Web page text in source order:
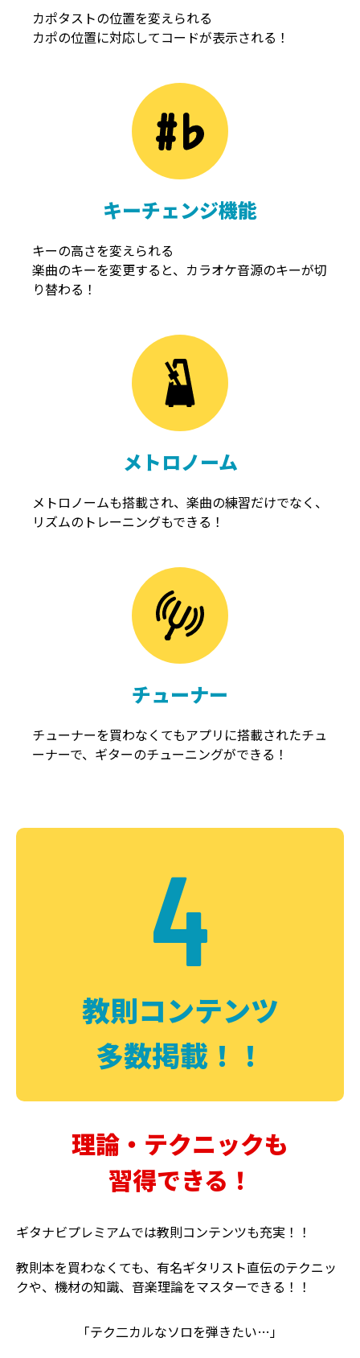
カポタストの位置を変えられる
カポの位置に対応してコードが表示される！
キーチェンジ機能
キーの高さを変えられる
楽曲のキーを変更すると、カラオケ音源のキーが切
り替わる！
メトロノーム
メトロノームも搭載され、楽曲の練習だけでなく、
リズムのトレーニングもできる！
チューナー
チューナーを買わなくてもアプリに搭載されたチュ
ーナーで、ギターのチューニングができる！
4
教則コンテンツ
多数掲載！！
理論・テクニックも
習得できる！
ギタナビプレミアムでは教則コンテンツも充実！！
教則本を買わなくても、有名ギタリスト直伝のテクニッ
クや、機材の知識、音楽理論をマスターできる！！
「テク二カルなソロを弾きたい…」